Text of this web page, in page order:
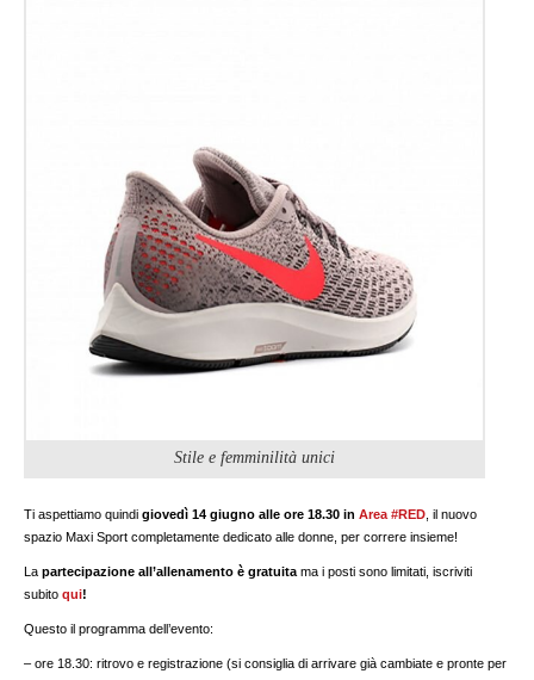
Stile e femminilità unici
Ti aspettiamo quindigiovedì 14 giugno alle ore 18.30 inArea #RED, il nuovo
spazio Maxi Sport completamente dedicato alle donne, per correre insieme!
Lapartecipazione all’allenamento è gratuitama i posti sono limitati, iscriviti
subitoqui!
Questo il programma dell’evento:
– ore 18.30: ritrovo e registrazione (si consiglia di arrivare già cambiate e pronte per